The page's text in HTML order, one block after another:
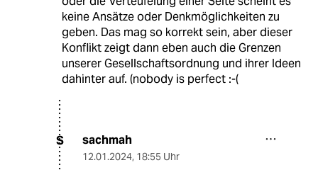
keine Ansätze oder Denkmöglichkeiten zu
geben. Das mag so korrekt sein, aber dieser
Konflikt zeigt dann eben auch die Grenzen
unserer Gesellschaftsordnung und ihrer Ideen
dahinter auf. (nobody is perfect :-(
S sachmah
12.01.2024, 18:55 Uhr